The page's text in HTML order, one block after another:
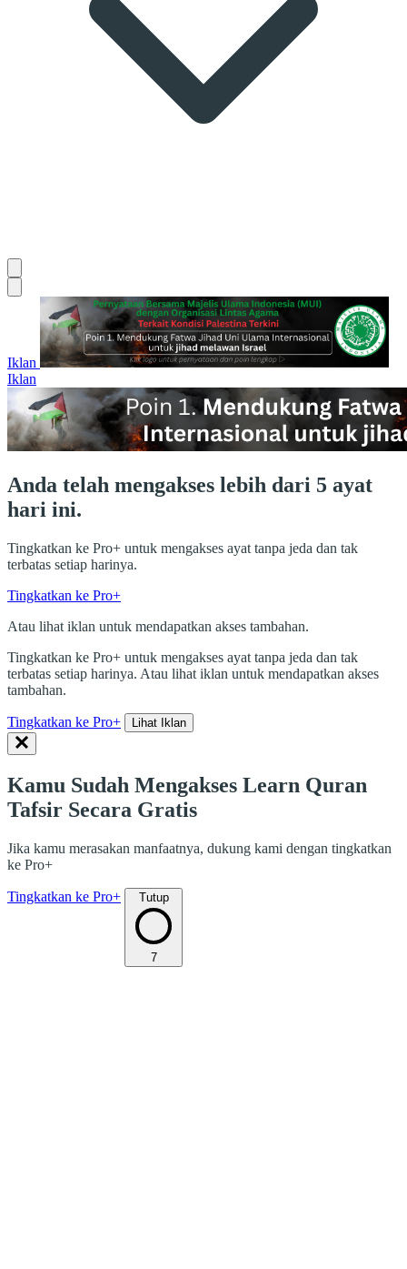
Iklan
Iklan
Anda telah mengakses lebih dari 5 ayat
hari ini.
Tingkatkan ke Pro+ untuk mengakses ayat tanpa jeda dan tak
terbatas setiap harinya.
Tingkatkan ke Pro+
Atau lihat iklan untuk mendapatkan akses tambahan.
Tingkatkan ke Pro+ untuk mengakses ayat tanpa jeda dan tak
terbatas setiap harinya. Atau lihat iklan untuk mendapatkan akses
tambahan.
Tingkatkan ke Pro+ Lihat Iklan
Kamu Sudah Mengakses Learn Quran
Tafsir Secara Gratis
Jika kamu merasakan manfaatnya, dukung kami dengan tingkatkan
ke Pro+
Tingkatkan ke Pro+ Tutup
7